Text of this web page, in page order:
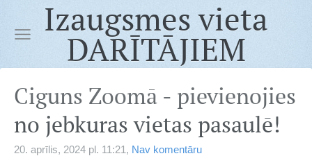
Izaugsmes vieta
DARĪTĀJIEM
Ciguns Zoomā - pievienojies
no jebkuras vietas pasaulē!
20. aprīlis, 2024 pl. 11:21, Nav komentāru